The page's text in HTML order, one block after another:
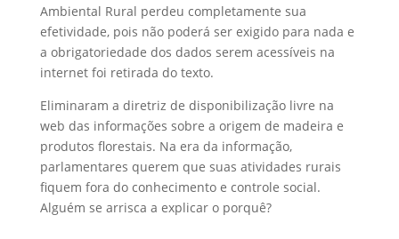
Ambiental Rural perdeu completamente sua
efetividade, pois não poderá ser exigido para nada e
a obrigatoriedade dos dados serem acessíveis na
internet foi retirada do texto.
Eliminaram a diretriz de disponibilização livre na
web das informações sobre a origem de madeira e
produtos florestais. Na era da informação,
parlamentares querem que suas atividades rurais
fiquem fora do conhecimento e controle social.
Alguém se arrisca a explicar o porquê?